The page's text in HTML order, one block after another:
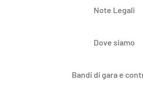
Note Legali
Dove siamo
Bandi di gara e